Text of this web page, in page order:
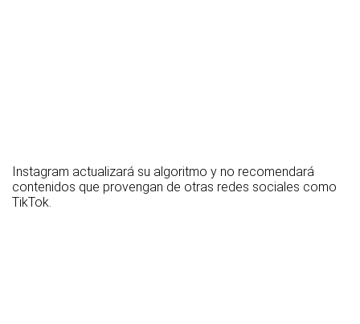
Instagram actualizará su algoritmo y no recomendará
contenidos que provengan de otras redes sociales como
TikTok.